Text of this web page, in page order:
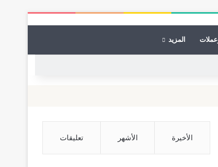
المزيد
الأخيرة الأشهر تعليقات